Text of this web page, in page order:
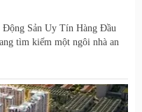
Động Sản Uy Tín Hàng Đầu
tìm kiếm một ngôi nhà an